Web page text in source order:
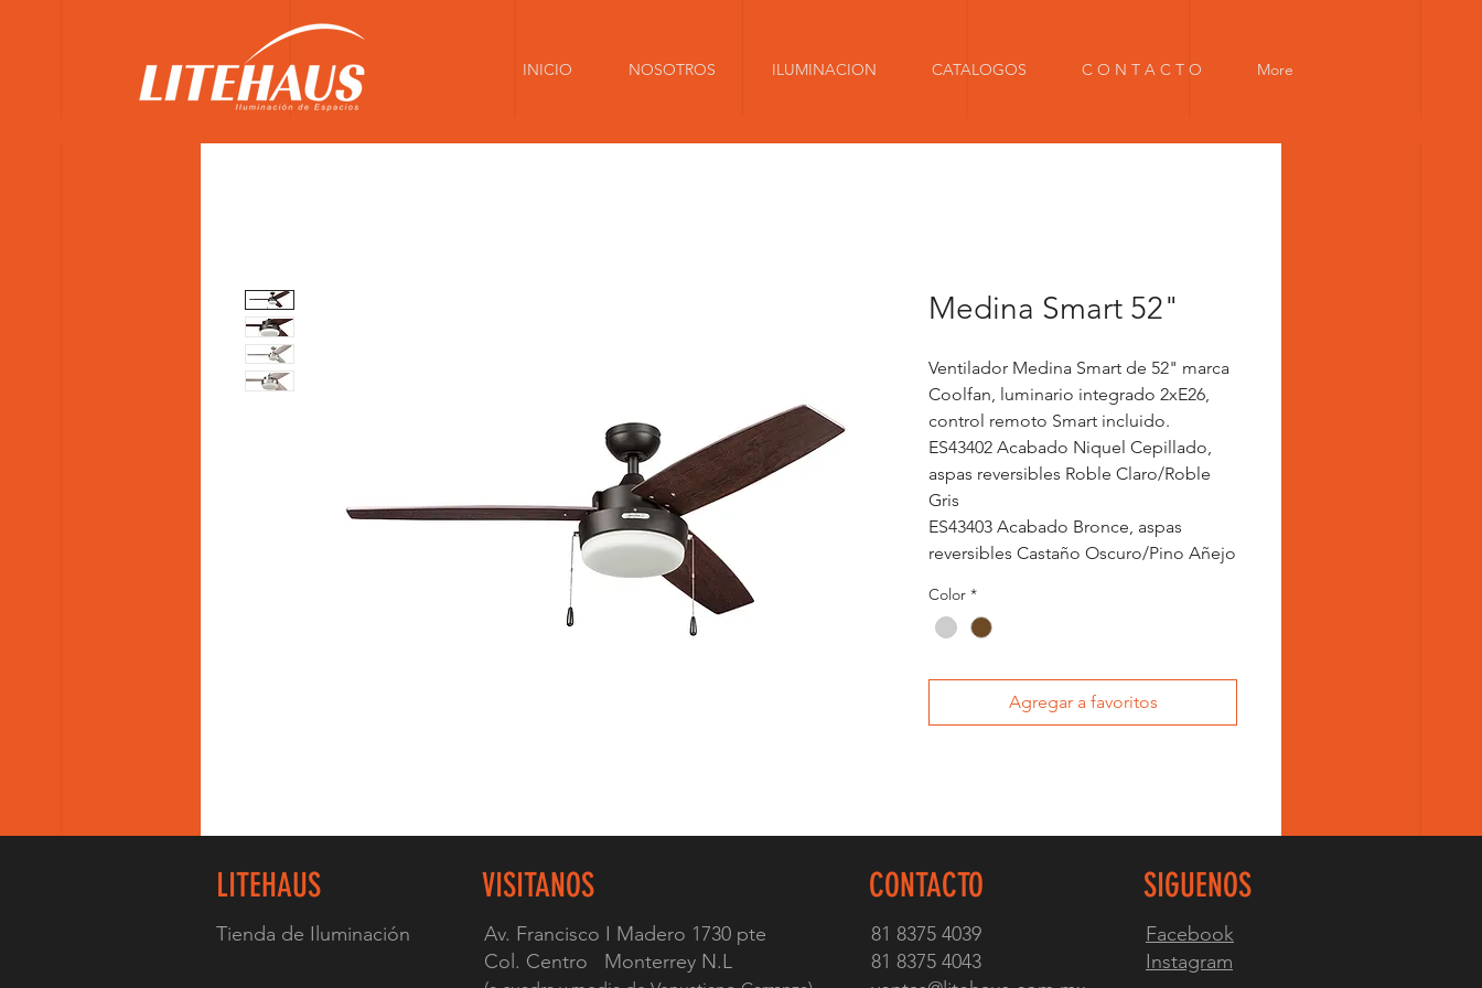
INICIO NOSOTROS ILUMINACION CATALOGOS C O N T A C T O More
Medina Smart 52"
Ventilador Medina Smart de 52" marca
Coolfan, luminario integrado 2xE26,
control remoto Smart incluido.
ES43402 Acabado Niquel Cepillado,
aspas reversibles Roble Claro/Roble
Gris
ES43403 Acabado Bronce, aspas
reversibles Castaño Oscuro/Pino Añejo
Color *
Agregar a favoritos
VISITANOS
Av. Francisco I Madero 1730 pte
Col. Centro Monterrey N.L
CONTACTO
81 8375 4039
81 8375 4043
SIGUENOS
Facebook
Instagram
LITEHAUS
Tienda de Iluminación